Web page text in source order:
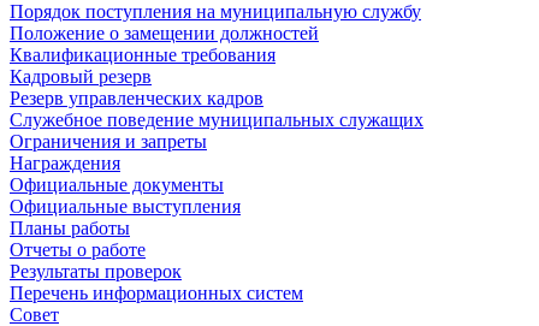
Порядок поступления на муниципальную службу
Положение о замещении должностей
Квалификационные требования
Кадровый резерв
Резерв управленческих кадров
Служебное поведение муниципальных служащих
Ограничения и запреты
Награждения
Официальные документы
Официальные выступления
Планы работы
Отчеты о работе
Результаты проверок
Перечень информационных систем
Совет